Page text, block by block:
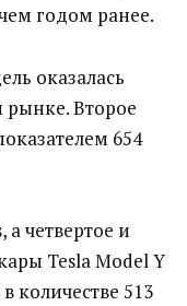
годом ранее.
оказалась
Второе
654
а четвертое и
Tesla Model Y
количестве 513